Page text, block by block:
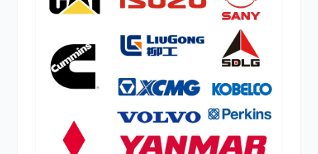
沃尔沃 康明斯
久保田